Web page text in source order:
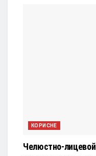
КОРИСНЕ
Челюстно-